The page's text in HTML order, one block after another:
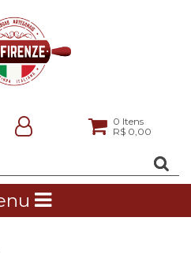
0 Itens
R$ 0,00